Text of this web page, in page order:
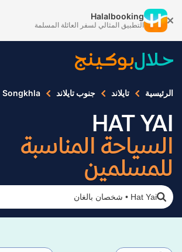
Halalbooking
التطبيق المثالي لسفر العائلة المسلمة
الرئيسية تايلاند جنوب تايلاند Songkhla
HAT YAI
السياحة المناسبة
للمسلمين
Hat Yai
• شخصان بالغان